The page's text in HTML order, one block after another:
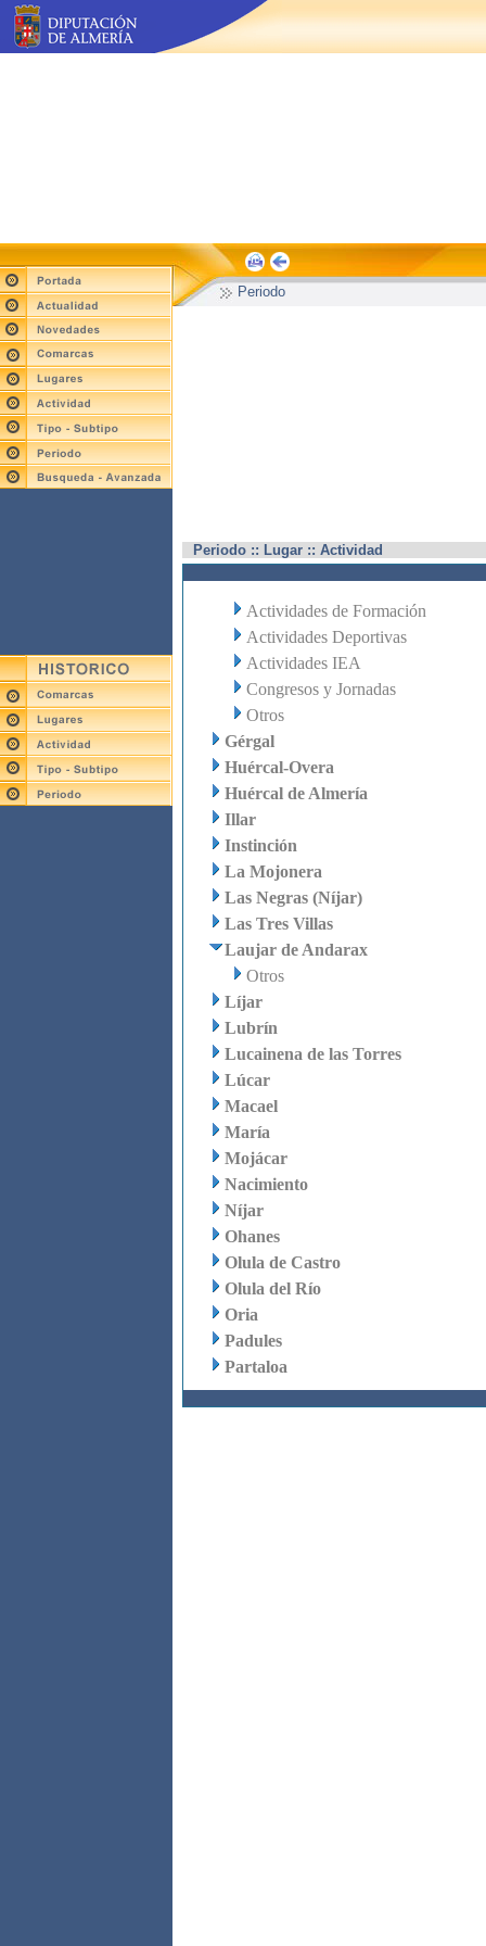
Periodo
Periodo :: Lugar :: Actividad
Actividades de Formación
Actividades Deportivas
Actividades IEA
Congresos y Jornadas
Otros
Gérgal
Huércal-Overa
Huércal de Almería
Illar
Instinción
La Mojonera
Las Negras (Níjar)
Las Tres Villas
Laujar de Andarax
Otros
Líjar
Lubrín
Lucainena de las Torres
Lúcar
Macael
María
Mojácar
Nacimiento
Níjar
Ohanes
Olula de Castro
Olula del Río
Oria
Padules
Partaloa